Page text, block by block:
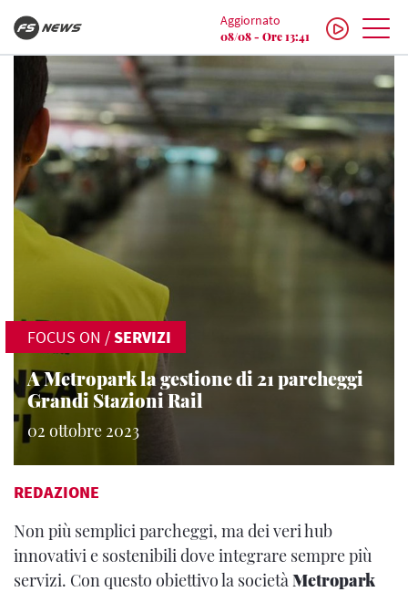
Aggiornato
08/08 - Ore 13:41
FOCUS ON /SERVIZI
A Metropark la gestione di 21 parcheggi
Grandi Stazioni Rail
02 ottobre 2023
REDAZIONE
Non più semplici parcheggi, ma dei veri hub
innovativi e sostenibili dove integrare sempre più
servizi. Con questo obiettivo la societàMetropark